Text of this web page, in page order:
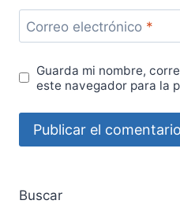
Correo electrónico *
Guarda mi nombre,
este navegador para la
Buscar